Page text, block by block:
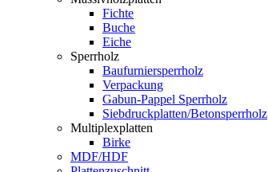
Fichte
Buche
Eiche
Sperrholz
Baufurniersperrholz
Verpackung
Gabun-Pappel Sperrholz
Siebdruckplatten/Betonsperrholz
Multiplexplatten
Birke
MDF/HDF